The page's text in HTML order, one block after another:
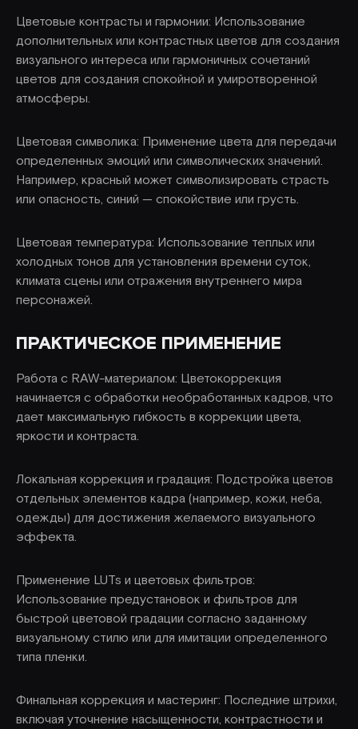
Цветовые контрасты и гармонии: Использование
дополнительных или контрастных цветов для создания
визуального интереса или гармоничных сочетаний
цветов для создания спокойной и умиротворенной
атмосферы.
Цветовая символика: Применение цвета для передачи
определенных эмоций или символических значений.
Например, красный может символизировать страсть
или опасность, синий — спокойствие или грусть.
Цветовая температура: Использование теплых или
холодных тонов для установления времени суток,
климата сцены или отражения внутреннего мира
персонажей.
ПРАКТИЧЕСКОЕ ПРИМЕНЕНИЕ
Работа с RAW-материалом: Цветокоррекция
начинается с обработки необработанных кадров, что
дает максимальную гибкость в коррекции цвета,
яркости и контраста.
Локальная коррекция и градация: Подстройка цветов
отдельных элементов кадра (например, кожи, неба,
одежды) для достижения желаемого визуального
эффекта.
Применение LUTs и цветовых фильтров:
Использование предустановок и фильтров для
быстрой цветовой градации согласно заданному
визуальному стилю или для имитации определенного
типа пленки.
Финальная коррекция и мастеринг: Последние штрихи,
включая уточнение насыщенности, контрастности и